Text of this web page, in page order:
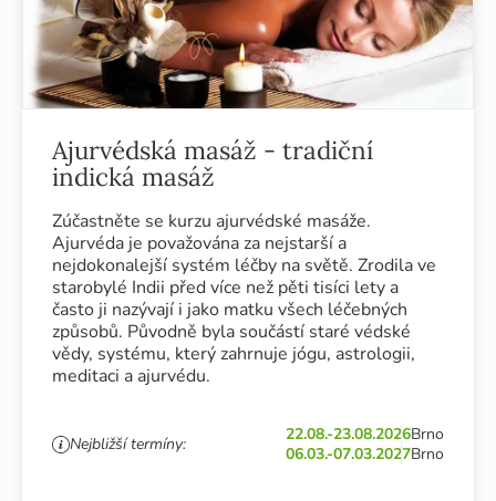
Ajurvédská masáž - tradiční
indická masáž
Zúčastněte se kurzu ajurvédské masáže.
Ajurvéda je považována za nejstarší a
nejdokonalejší systém léčby na světě. Zrodila ve
starobylé Indii před více než pěti tisíci lety a
často ji nazývají i jako matku všech léčebných
způsobů. Původně byla součástí staré védské
vědy, systému, který zahrnuje jógu, astrologii,
meditaci a ajurvédu.
Nejbližší termíny: 22.08.-23.08.2026Brno
06.03.-07.03.2027Brno